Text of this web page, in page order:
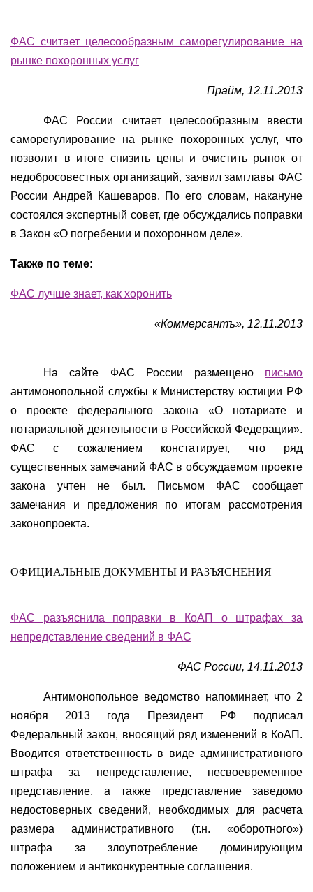
ФАС считает целесообразным саморегулирование на
рынке похоронных услуг
Прайм, 12.11.2013
ФАС России считает целесообразным ввести
саморегулирование на рынке похоронных услуг, что
позволит в итоге снизить цены и очистить рынок от
недобросовестных организаций, заявил замглавы ФАС
России Андрей Кашеваров. По его словам, накануне
состоялся экспертный совет, где обсуждались поправки
в Закон «О погребении и похоронном деле».
Также по теме:
ФАС лучше знает, как хоронить
«Коммерсантъ», 12.11.2013
На сайте ФАС России размещено письмо
антимонопольной службы к Министерству юстиции РФ
о проекте федерального закона «О нотариате и
нотариальной деятельности в Российской Федерации».
ФАС с сожалением констатирует, что ряд
существенных замечаний ФАС в обсуждаемом проекте
закона учтен не был. Письмом ФАС сообщает
замечания и предложения по итогам рассмотрения
законопроекта.
ОФИЦИАЛЬНЫЕ ДОКУМЕНТЫ И РАЗЪЯСНЕНИЯ
ФАС разъяснила поправки в КоАП о штрафах за
непредставление сведений в ФАС
ФАС России, 14.11.2013
Антимонопольное ведомство напоминает, что 2
ноября 2013 года Президент РФ подписал
Федеральный закон, вносящий ряд изменений в КоАП.
Вводится ответственность в виде административного
штрафа за непредставление, несвоевременное
представление, а также представление заведомо
недостоверных сведений, необходимых для расчета
размера административного (т.н. «оборотного»)
штрафа за злоупотребление доминирующим
положением и антиконкурентные соглашения.